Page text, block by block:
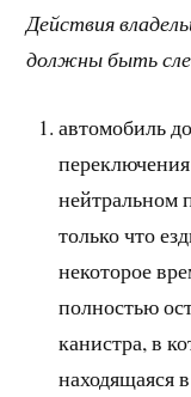
Действия
должны быть
автомобиль
нейтральном
только что
некоторое
полностью
канистра, в
находящаяся